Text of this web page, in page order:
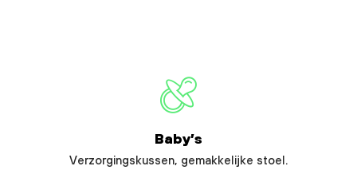
Baby’s
Verzorgingskussen, gemakkelijke stoel.